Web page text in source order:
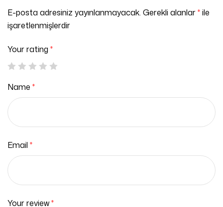
E-posta adresiniz yayınlanmayacak. Gerekli alanlar*ile
işaretlenmişlerdir
Your rating *
Your review*
Name *
Email *